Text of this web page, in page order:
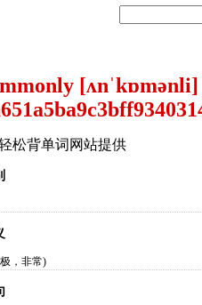
[ʌnˈkɒmənli]
松背单词网站提供
，非常)